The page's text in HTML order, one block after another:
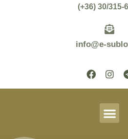
(+36) 30/315-
info@e-